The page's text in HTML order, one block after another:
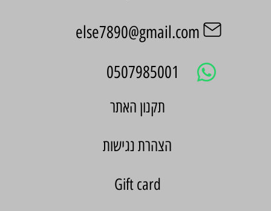
else7890@gmail.com
0507985001
הצהרת נגישות
Gift card